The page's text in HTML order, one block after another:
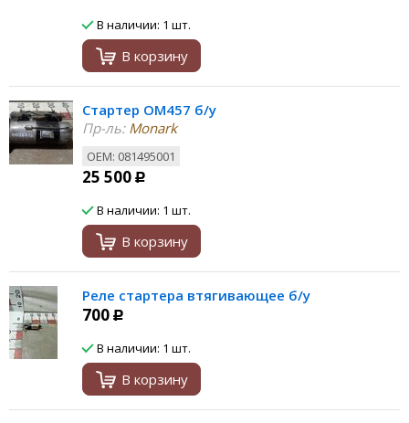
В наличии: 1 шт.
В корзину
Стартер OM457 б/у
Пр-ль:Monark
ОЕМ: 081495001
25 500 Р
В наличии: 1 шт.
В корзину
Реле стартера втягивающее б/у
700 Р
В наличии: 1 шт.
В корзину